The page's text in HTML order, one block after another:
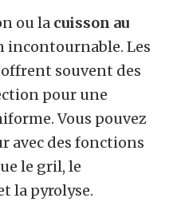
ou la cuisson au
incontournable. Les
souvent des
pour une
Vous pouvez
avec des fonctions
le gril, le
la pyrolyse.